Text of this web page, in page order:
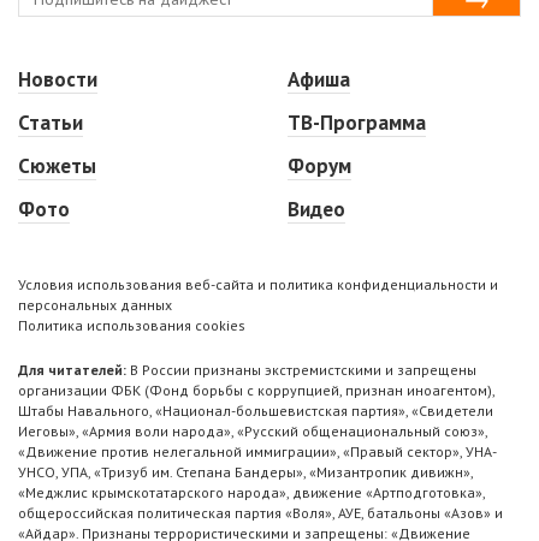
Новости
Статьи
Сюжеты
Фото
Афиша
ТВ-Программа
Форум
Видео
Условия использования веб-сайта и политика конфиденциальности и
персональных данных
Политика использования cookies
Для читателей: В России признаны экстремистскими и запрещены
организации ФБК (Фонд борьбы с коррупцией, признан иноагентом),
Штабы Навального, «Национал-большевистская партия», «Свидетели
Иеговы», «Армия воли народа», «Русский общенациональный союз»,
«Движение против нелегальной иммиграции», «Правый сектор», УНА-
УНСО, УПА, «Тризуб им. Степана Бандеры», «Мизантропик дивижн»,
«Меджлис крымскотатарского народа», движение «Артподготовка»,
общероссийская политическая партия «Воля», АУЕ, батальоны «Азов» и
«Айдар». Признаны террористическими и запрещены: «Движение